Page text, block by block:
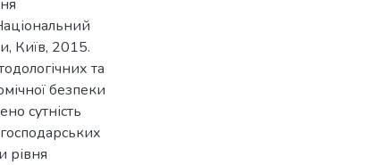
Київ, 2015.
та
безпеки
сутність
рівня